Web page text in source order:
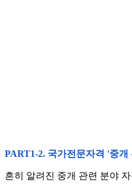
PART1-2. 국가전문자격 '중개
흔히 알려진 중개 관련 분야